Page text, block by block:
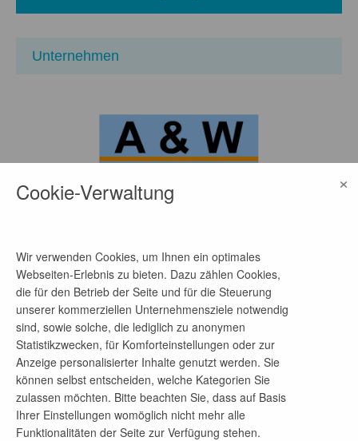
Unternehmen
Standort
Am Bischdorfer See 8, 03222
Lübbenau/Spreewald, Brandenburg, Deutschland
auf Google Maps ansehen
Homepage
Link
Cookie-Verwaltung ×
Wir verwenden Cookies, um Ihnen ein optimales
Webseiten-Erlebnis zu bieten. Dazu zählen Cookies,
die für den Betrieb der Seite und für die Steuerung
unserer kommerziellen Unternehmensziele notwendig
sind, sowie solche, die lediglich zu anonymen
Statistikzwecken, für Komforteinstellungen oder zur
Anzeige personalisierter Inhalte genutzt werden. Sie
können selbst entscheiden, welche Kategorien Sie
zulassen möchten. Bitte beachten Sie, dass auf Basis
Ihrer Einstellungen womöglich nicht mehr alle
Funktionalitäten der Seite zur Verfügung stehen.